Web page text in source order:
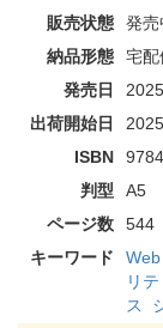
販売状態
発売
納品形態
宅配
発売日
出荷開始日
ISBN
判型
A5
ページ数
544
キーワード
リテ
ス